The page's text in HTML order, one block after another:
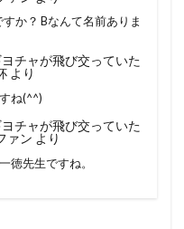
か？ Bなんて名前ありま
チャが飛び交っていた
より
ね(^^)
チャが飛び交っていた
ァン より
徳先生ですね。